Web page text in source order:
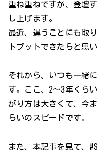
重ね重ねですが、登壇
し上げます。
最近、違うことにも取
トプットできたらと思い
それから、いつも一緒
す。ここ、2〜3年くら
がり方は大きくて、今
らいのスピードです。
また、本記事を見て、